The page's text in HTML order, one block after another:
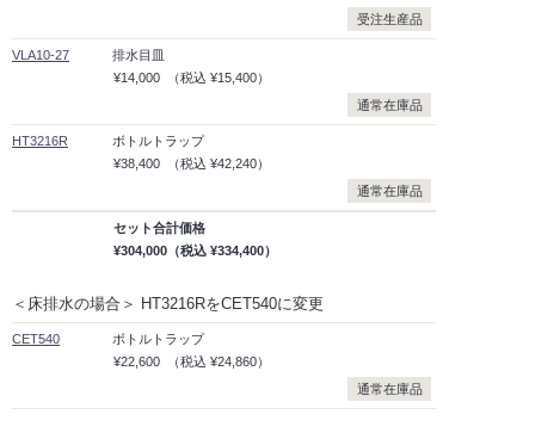
受注生産品
VLA10-27
排水目皿
¥14,000
（税込 ¥15,400）
通常在庫品
HT3216R
ボトルトラップ
¥38,400
（税込 ¥42,240）
通常在庫品
セット合計価格
¥304,000 （税込 ¥334,400）
＜床排水の場合＞ HT3216RをCET540に変更
CET540
ボトルトラップ
¥22,600
（税込 ¥24,860）
通常在庫品